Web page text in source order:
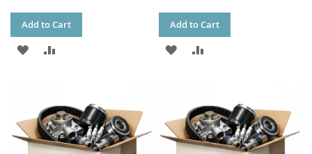
Add to Cart
ADD
LIST
Add to Cart
ADD
LIST